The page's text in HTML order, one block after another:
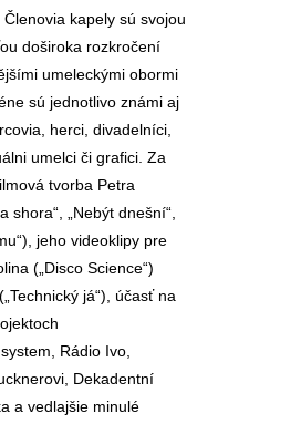
. Členovia kapely sú svojou
doširoka rozkročení
umeleckými obormi
sú jednotlivo známi aj
herci, divadelníci,
umelci či grafici. Za
tvorba Petra
shora“, „Nebýt dnešní“,
jeho videoklipy pre
(„Disco Science“)
já“), účasť na
Rádio Ivo,
Dekadentní
a vedlajšie minulé